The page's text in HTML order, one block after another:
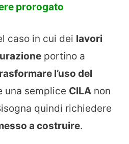
prorogato
caso in cui dei lavori
portino a
l’uso del
una semplice CILA non
quindi richiedere
a costruire.